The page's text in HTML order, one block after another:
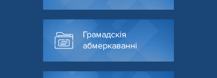
Грамадскія
абмеркаванні